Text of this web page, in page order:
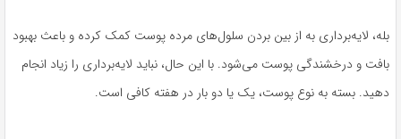
بله، لایه‌برداری به از بین بردن سلول‌های مرده پوست کمک کرده و باعث بهبود
بافت و درخشندگی پوست می‌شود. با این حال، نباید لایه‌برداری را زیاد انجام
دهید. بسته به نوع پوست، یک یا دو بار در هفته کافی است.